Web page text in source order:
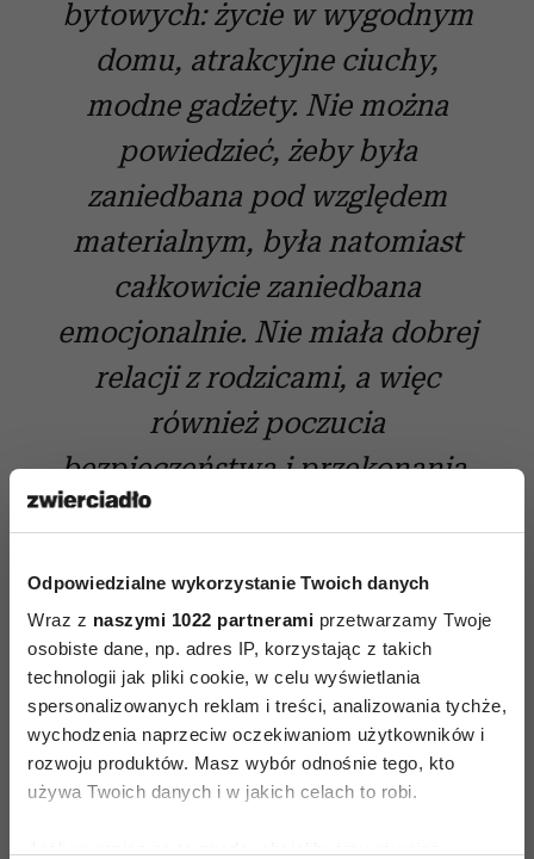
Odpowiedzialne wykorzystanie Twoich danych
Wraz z naszymi 1022 partnerami przetwarzamy Twoje
osobiste dane, np. adres IP, korzystając z takich
technologii jak pliki cookie, w celu wyświetlania
spersonalizowanych reklam i treści, analizowania tychże,
wychodzenia naprzeciw oczekiwaniom użytkowników i
rozwoju produktów. Masz wybór odnośnie tego, kto
używa Twoich danych i w jakich celach to robi.
bytowych: życie w wygodnym
domu, atrakcyjne ciuchy,
modne gadżety. Nie można
powiedzieć, żeby była
zaniedbana pod względem
materialnym, była natomiast
całkowicie zaniedbana
emocjonalnie. Nie miała dobrej
relacji z rodzicami, a więc
również poczucia
bezpieczeństwa i przekonania,
że jest dla nich ważna,
Powodem ucieczki z domu może być również
nadmierna kontrola rodziców. Dziecko mając
dosyć policyjnego reżimu, rozliczania z
wszystkich wyjść i podejmowanych decyzji,
ucieka w nadziei na wolność i możliwość